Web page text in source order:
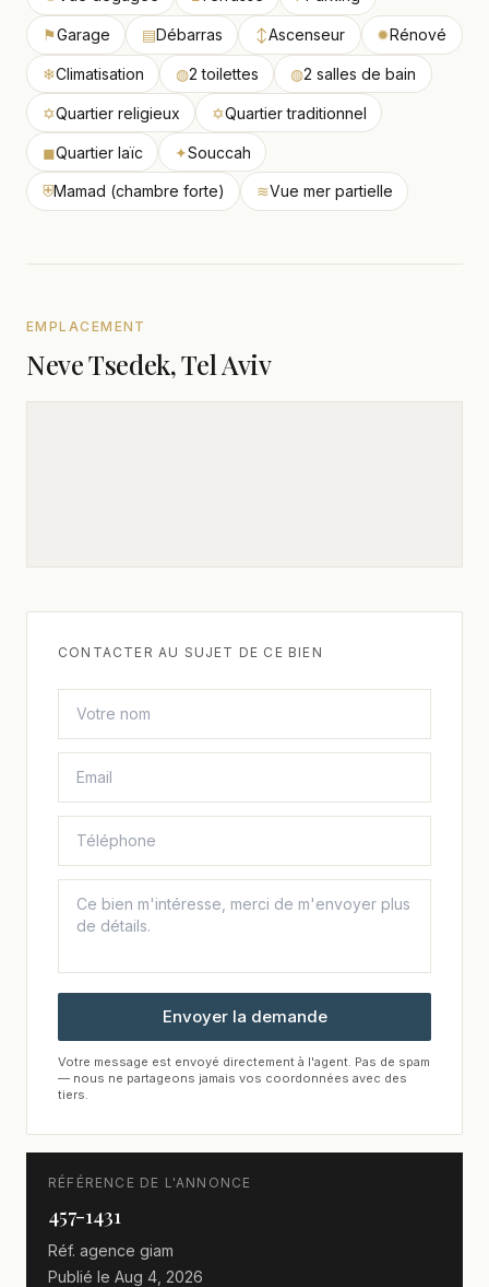
⚑Garage ▤Débarras ↕Ascenseur ✹Rénové
❄Climatisation ◍2 toilettes ◍2 salles de bain
✡Quartier religieux ✡Quartier traditionnel
◼Quartier laïc ✦Souccah
⛨Mamad (chambre forte) ≋Vue mer partielle
EMPLACEMENT
Neve Tsedek, Tel Aviv
CONTACTER AU SUJET DE CE BIEN
Envoyer la demande
Votre message est envoyé directement à l'agent. Pas de spam
— nous ne partageons jamais vos coordonnées avec des
tiers.
RÉFÉRENCE DE L'ANNONCE
457-1431
Réf. agence giam
Publié le Aug 4, 2026